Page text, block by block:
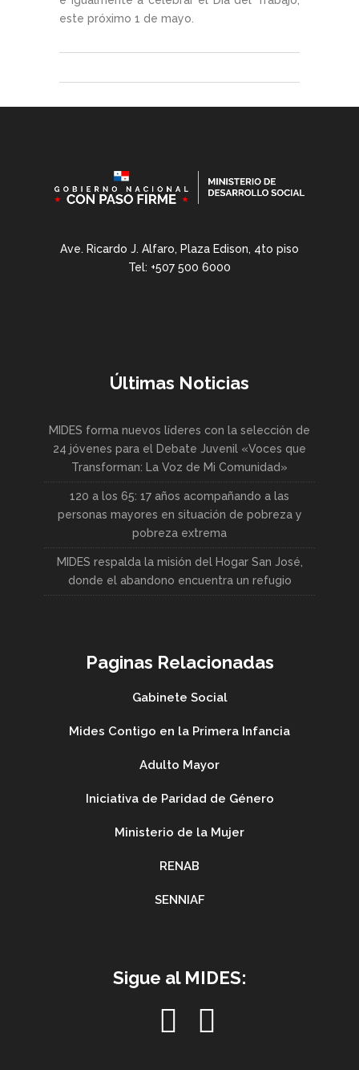
este próximo 1 de mayo.
Ave. Ricardo J. Alfaro, Plaza Edison, 4to piso
Tel: +507 500 6000
Últimas Noticias
MIDES forma nuevos líderes con la selección de
24 jóvenes para el Debate Juvenil «Voces que
Transforman: La Voz de Mi Comunidad»
120 a los 65: 17 años acompañando a las
personas mayores en situación de pobreza y
pobreza extrema
MIDES respalda la misión del Hogar San José,
donde el abandono encuentra un refugio
Paginas Relacionadas
Gabinete Social
Mides Contigo en la Primera Infancia
Adulto Mayor
Iniciativa de Paridad de Género
Ministerio de la Mujer
RENAB
SENNIAF
Sigue al MIDES: